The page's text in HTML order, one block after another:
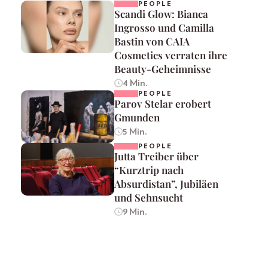
PEOPLE
Scandi Glow: Bianca
Ingrosso und Camilla
Bastin von CAIA
Cosmetics verraten ihre
Beauty-Geheimnisse
4 Min.
PEOPLE
Parov Stelar erobert
Gmunden
5 Min.
PEOPLE
Jutta Treiber über
“Kurztrip nach
Absurdistan”, Jubiläen
und Sehnsucht
9 Min.